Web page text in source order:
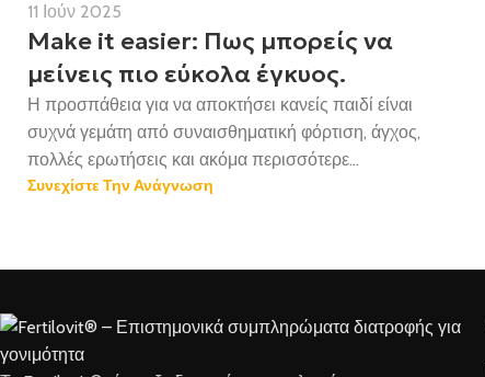
11 Ιούν 2025
Make it easier: Πως μπορείς να
μείνεις πιο εύκολα έγκυος.
Η προσπάθεια για να αποκτήσει κανείς παιδί είναι
συχνά γεμάτη από συναισθηματική φόρτιση, άγχος,
πολλές ερωτήσεις και ακόμα περισσότερε...
Συνεχίστε Την Ανάγνωση